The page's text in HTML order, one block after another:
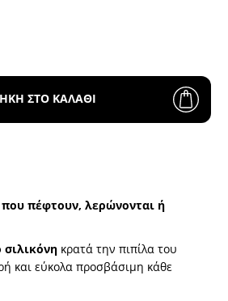
ΣΤΟ ΚΑΛΑΘΙ
που πέφτουν, λερώνονται ή
σιλικόνη κρατά την πιπίλα του
και εύκολα προσβάσιμη κάθε